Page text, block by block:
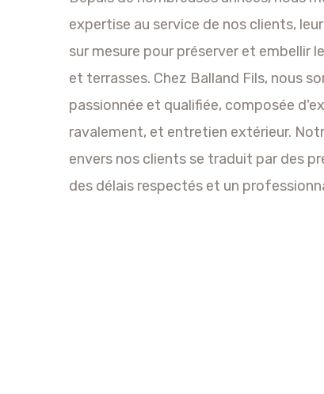
expertise au service de nos clients,
sur mesure pour préserver et embellir
et terrasses. Chez Balland Fils, nous
passionnée et qualifiée, composée
ravalement, et entretien extérieur.
envers nos clients se traduit par des
des délais respectés et un